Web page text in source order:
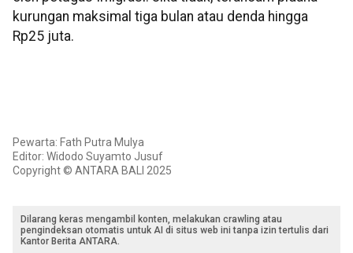
kurungan maksimal tiga bulan atau denda hingga
Rp25 juta.
Pewarta: Fath Putra Mulya
Editor: Widodo Suyamto Jusuf
Copyright © ANTARA BALI 2025
Dilarang keras mengambil konten, melakukan crawling atau
pengindeksan otomatis untuk AI di situs web ini tanpa izin tertulis dari
Kantor Berita ANTARA.